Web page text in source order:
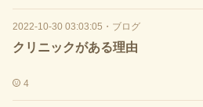
2022-10-30 03:03:05 ・ ブログ
クリニックがある理由
4